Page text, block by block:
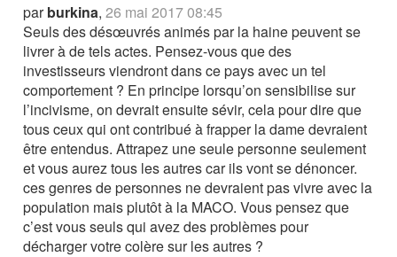
parburkina,26 mai 2017 08:45
Seuls des désœuvrés animés par la haine peuvent se
livrer à de tels actes. Pensez-vous que des
investisseurs viendront dans ce pays avec un tel
comportement ? En principe lorsqu’on sensibilise sur
l’incivisme, on devrait ensuite sévir, cela pour dire que
tous ceux qui ont contribué à frapper la dame devraient
être entendus. Attrapez une seule personne seulement
et vous aurez tous les autres car ils vont se dénoncer.
ces genres de personnes ne devraient pas vivre avec la
population mais plutôt à la MACO. Vous pensez que
c’est vous seuls qui avez des problèmes pour
décharger votre colère sur les autres ?